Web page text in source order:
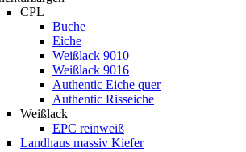
CPL
Buche
Eiche
Weißlack 9010
Weißlack 9016
Authentic Eiche quer
Authentic Risseiche
Weißlack
EPC reinweiß
Landhaus massiv Kiefer